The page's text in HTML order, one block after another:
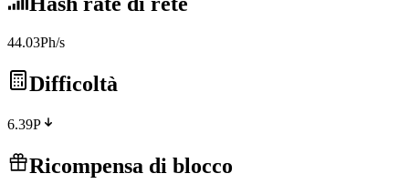
44.03Ph/s
Difficoltà
6.39P
Ricompensa di blocco